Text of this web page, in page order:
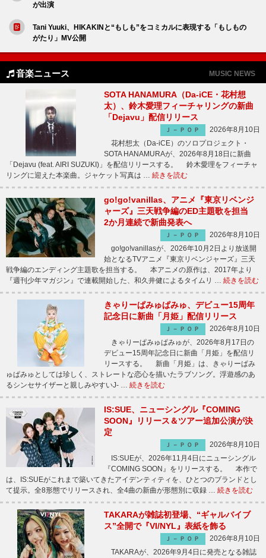
が出演
Tani Yuuki、HIKAKINと“もしも”をコミカルに表現する「もしもの
がたり」MV公開
音楽ニュース MUSIC NEWS
SOTA HANAMURA（Da-iCE・花村想
太）、鈴木愛理フィーチャリングの新曲
「Dejavu」配信リリース
Ｊ－ＰＯＰ
2026年8月10日
花村想太（Da-iCE）のソロプロジェクト・
SOTA HANAMURAが、2026年8月18日に新曲
「Dejavu (feat. AIRI SUZUKI)」を配信リリースする。 鈴木愛理をフィーチャ
リングに迎えた本楽曲。ジャケット写真は … 続きを読む
go!go!vanillas、アニメ『東京リベンジ
ャーズ』三天戦争編のED主題歌を担当
2か月連続で新曲発表へ
Ｊ－ＰＯＰ
2026年8月10日
go!go!vanillasが、2026年10月2日より放送開
始となるTVアニメ『東京リベンジャーズ』三天
戦争編のエンディング主題歌を担当する。 本アニメの原作は、2017年より
『週刊少年マガジン』で連載開始した、和久井健によるタイムリ … 続きを読む
きゃりーぱみゅぱみゅ、デビュー15周年
記念日に新曲「月姫」配信リリース
Ｊ－ＰＯＰ
2026年8月10日
きゃりーぱみゅぱみゅが、2026年8月17日の
デビュー15周年記念日に新曲「月姫」を配信リ
リースする。 新曲「月姫」は、きゃりーぱみ
ゅぱみゅとしては珍しく、ストレートな恋心を描いたラブソング。浮遊感のあ
るシンセサイザーと親しみやすいJ- … 続きを読む
IS:SUE、ニューシングル『COMING
SOON』リリース＆ツアー追加公演が決
定
Ｊ－ＰＯＰ
2026年8月10日
IS:SUEが、2026年11月4日にニューシングル
『COMING SOON』をリリースする。 本作で
は、IS:SUEがこれまで築いてきたアイデンティティを、ひとつのブランドとし
て提示。全8形態でリリースされ、全4曲の新曲が形態別に収録 … 続きを読む
TAKARAが雑誌初登場、“ギャルバイブ
ス”全開で『VI/NYL』表紙を飾る
Ｊ－ＰＯＰ
2026年8月10日
TAKARAが、2026年9月4日に発売となる雑誌